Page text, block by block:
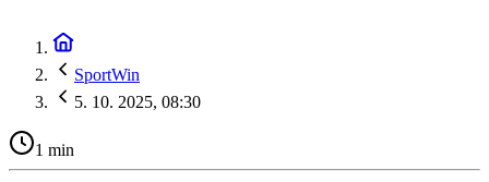
SportWin
5. 10. 2025, 08:30
1 min